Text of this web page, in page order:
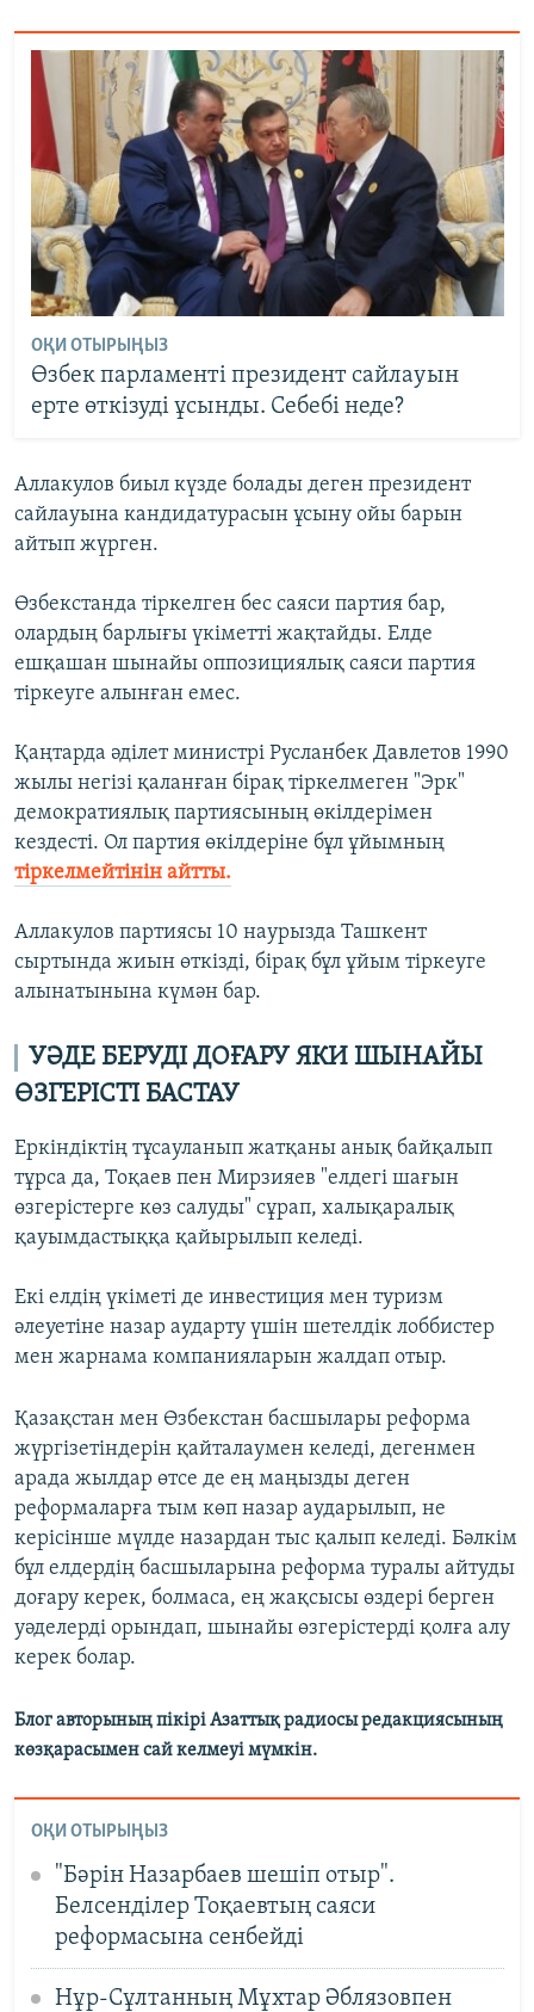
ОҚИ ОТЫРЫҢЫЗ
Өзбек парламенті президент сайлауын
ерте өткізуді ұсынды. Себебі неде?
Аллакулов биыл күзде болады деген президент
сайлауына кандидатурасын ұсыну ойы барын
айтып жүрген.
Өзбекстанда тіркелген бес саяси партия бар,
олардың барлығы үкіметті жақтайды. Елде
ешқашан шынайы оппозициялық саяси партия
тіркеуге алынған емес.
Қаңтарда әділет министрі Русланбек Давлетов 1990
жылы негізі қаланған бірақ тіркелмеген "Эрк"
демократиялық партиясының өкілдерімен
кездесті. Ол партия өкілдеріне бұл ұйымның
тіркелмейтінін айтты.
Аллакулов партиясы 10 наурызда Ташкент
сыртында жиын өткізді, бірақ бұл ұйым тіркеуге
алынатынына күмән бар.
УӘДЕ БЕРУДІ ДОҒАРУ ЯКИ ШЫНАЙЫ
ӨЗГЕРІСТІ БАСТАУ
Еркіндіктің тұсауланып жатқаны анық байқалып
тұрса да, Тоқаев пен Мирзияев "елдегі шағын
өзгерістерге көз салуды" сұрап, халықаралық
қауымдастыққа қайырылып келеді.
Екі елдің үкіметі де инвестиция мен туризм
әлеуетіне назар аударту үшін шетелдік лоббистер
мен жарнама компанияларын жалдап отыр.
Қазақстан мен Өзбекстан басшылары реформа
жүргізетіндерін қайталаумен келеді, дегенмен
арада жылдар өтсе де ең маңызды деген
реформаларға тым көп назар аударылып, не
керісінше мүлде назардан тыс қалып келеді. Бәлкім
бұл елдердің басшыларына реформа туралы айтуды
доғару керек, болмаса, ең жақсысы өздері берген
уәделерді орындап, шынайы өзгерістерді қолға алу
керек болар.
Блог авторының пікірі Азаттық радиосы редакциясының
көзқарасымен сай келмеуі мүмкін.
ОҚИ ОТЫРЫҢЫЗ
"Бәрін Назарбаев шешіп отыр".
Белсенділер Тоқаевтың саяси
реформасына сенбейді
Нұр-Сұлтанның Мұхтар Әблязовпен